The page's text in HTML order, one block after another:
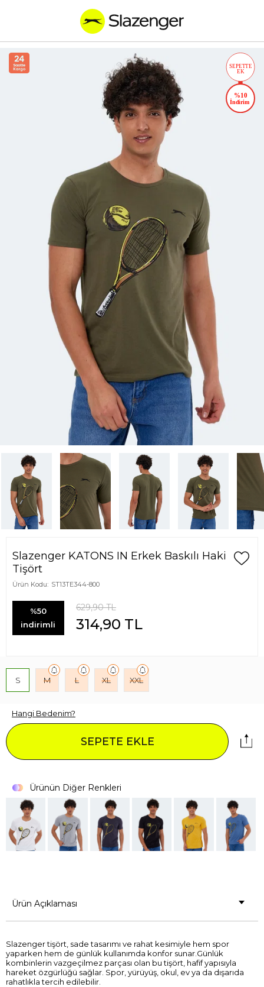
Slazenger KATONS IN Erkek Baskılı Haki
Tişört
Ürün Kodu: ST13TE344-800
%50
indirimli
629,90TL
314,90 TL
S M L XL XXL
Hangi Bedenim?
SEPETE EKLE
Ürünün Diğer Renkleri
Ürün Açıklaması
Slazenger tişört, sade tasarımı ve rahat kesimiyle hem spor
yaparken hem de günlük kullanımda konfor sunar.Günlük
kombinlerin vazgeçilmez parçası olan bu tişört, hafif yapısıyla
hareket özgürlüğü sağlar. Spor, yürüyüş, okul, ev ya da dışarıda
rahatlıkla tercih edilebilir.